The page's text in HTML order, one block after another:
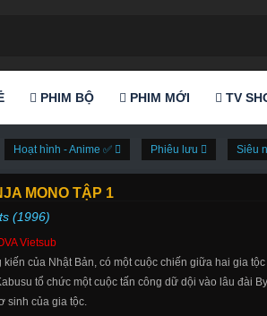
PHIM BỘ PHIM MỚI TV
Hoạt hình - Anime ✅ Phiêu lưu Siêu
MONO TẬP 1
(1996)
Vietsub
​​của Nhật Bản, có một cuộc chiến giữa hai gia
tổ chức một cuộc tấn công dữ dội vào lâu đài
sinh của gia tộc.